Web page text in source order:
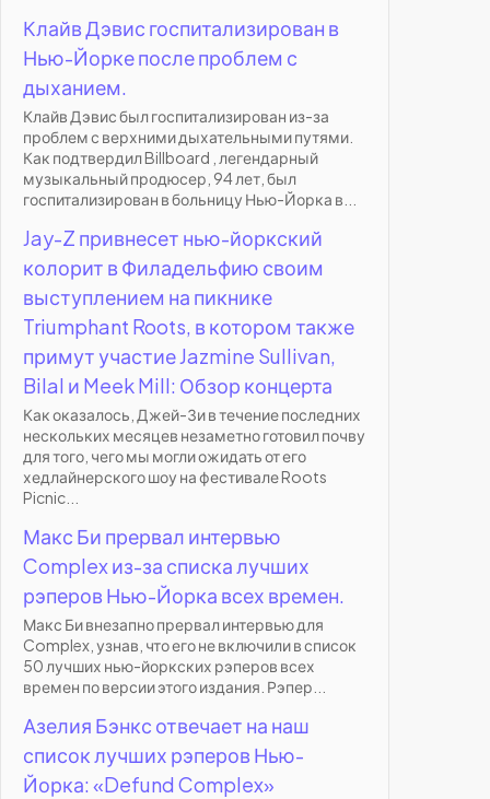
Клайв Дэвис госпитализирован в
Нью-Йорке после проблем с
дыханием.
Клайв Дэвис был госпитализирован из-за
проблем с верхними дыхательными путями.
Как подтвердил Billboard , легендарный
музыкальный продюсер, 94 лет, был
госпитализирован в больницу Нью-Йорка в...
Jay-Z привнесет нью-йоркский
колорит в Филадельфию своим
выступлением на пикнике
Triumphant Roots, в котором также
примут участие Jazmine Sullivan,
Bilal и Meek Mill: Обзор концерта
Как оказалось, Джей-Зи в течение последних
нескольких месяцев незаметно готовил почву
для того, чего мы могли ожидать от его
хедлайнерского шоу на фестивале Roots
Picnic...
Макс Би прервал интервью
Complex из-за списка лучших
рэперов Нью-Йорка всех времен.
Макс Би внезапно прервал интервью для
Complex, узнав, что его не включили в список
50 лучших нью-йоркских рэперов всех
времен по версии этого издания. Рэпер...
Азелия Бэнкс отвечает на наш
список лучших рэперов Нью-
Йорка: «Defund Complex»